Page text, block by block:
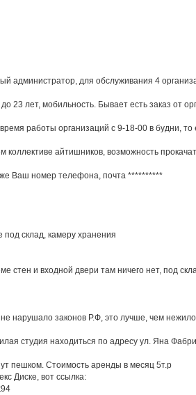
администратор, для обслуживания 4
23 лет, мобильность. Бывает есть заказ от
работы организаций с 9-18-00 в будни,
айтишников, возможность
Ваш номер телефона, почта **********
склад, камеру хранения
стен и входной двери там ничего нет, под
нарушало законов Р.Ф, это лучше, чем
студия находиться по адресу ул. Яна
пешком. Стоимость аренды в месяц 5т.р
Диске, вот ссылка: